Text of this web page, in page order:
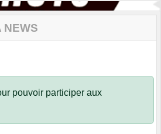
NEWS
pouvoir participer aux